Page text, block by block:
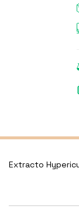
Extracto